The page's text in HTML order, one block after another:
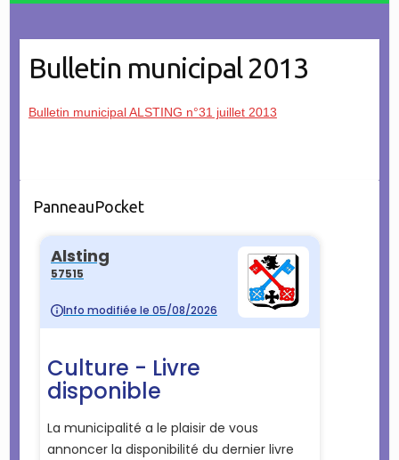
Bulletin municipal 2013
Bulletin municipal ALSTING n°31 juillet 2013
PanneauPocket